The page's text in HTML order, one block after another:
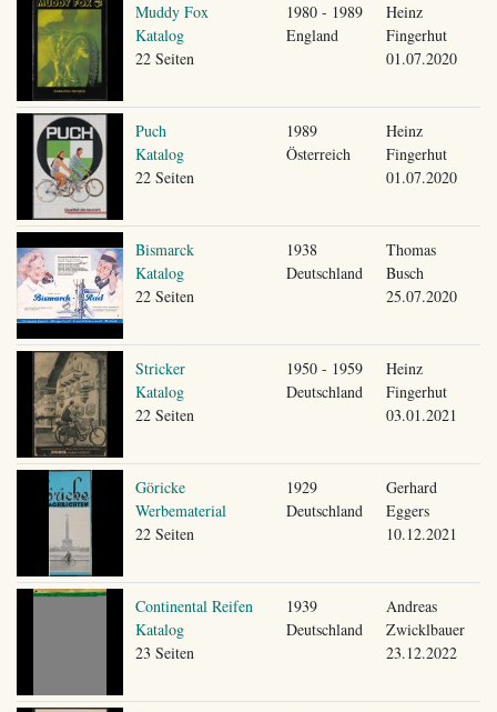
Muddy Fox
Katalog
22 Seiten
1980 - 1989
England
Heinz
Fingerhut
01.07.2020
Puch
Katalog
22 Seiten
1989
Österreich
Heinz
Fingerhut
01.07.2020
Bismarck
Katalog
22 Seiten
1938
Deutschland
Thomas
Busch
25.07.2020
Stricker
Katalog
22 Seiten
1950 - 1959
Deutschland
Heinz
Fingerhut
03.01.2021
Göricke
Werbematerial
22 Seiten
1929
Deutschland
Gerhard
Eggers
10.12.2021
Continental Reifen
Katalog
23 Seiten
1939
Deutschland
Andreas
Zwicklbauer
23.12.2022